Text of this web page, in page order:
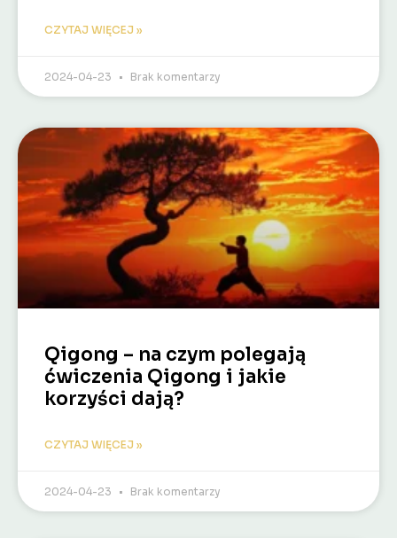
CZYTAJ WIĘCEJ »
2024-04-23 Brak komentarzy
Qigong – na czym polegają
ćwiczenia Qigong i jakie
korzyści dają?
CZYTAJ WIĘCEJ »
2024-04-23 Brak komentarzy